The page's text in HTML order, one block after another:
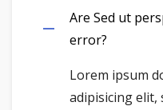
Are Sed ut
error?
Lorem ipsum
adipisicing elit,